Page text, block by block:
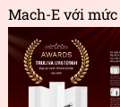
Mach-E với